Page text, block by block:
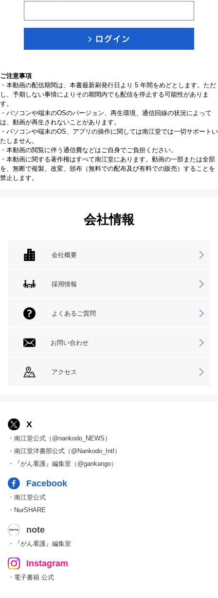
ご注意事項
・本動画の配信期間は、本書最新刷発行日より 5 年間をめどとします。ただ
し、予期しない事情によりその期間内でも配信を停止する可能性がありま
す。
・パソコンや端末のOSのバージョン、再生環境、通信回線の状況によって
は、動画が再生されないことがあります。
・パソコンや端末のOS、アプリの操作に関しては南江堂では一切サポートい
たしません。
・本動画の閲覧に伴う通信費などはご自身でご負担ください。
・本動画に関する著作権はすべて南江堂にあります。動画の一部または全部
を、無断で複製、改変、頒布（無料での配布及び有料での販売）することを
禁止します。
会社情報
会社概要
採用情報
よくあるご質問
お問い合わせ
アクセス
X
・南江堂公式（@nankodo_NEWS）
・南江堂洋書部公式（@Nankodo_Intl）
・『がん看護』編集室（@gankango）
Facebook
・南江堂公式
・NurSHARE
note
・『がん看護』編集室
Instagram
・電子書籍 公式